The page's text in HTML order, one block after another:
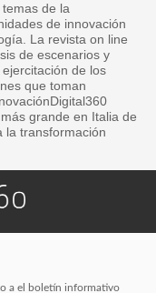
de la
de innovación
La revista on line
de escenarios y
de los
que toman
grande en Italia de
la transformación
a el boletín informativo